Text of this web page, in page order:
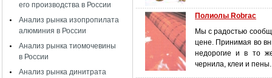
его производства в России
Анализ рынка изопропилата
алюминия в России
Анализ рынка тиомочевины
в России
Анализ рынка динитрата
Полиолы Robrac
Мы с радостью
цене. Принимая во
недорогие и в то
чернила, клеи и пены.